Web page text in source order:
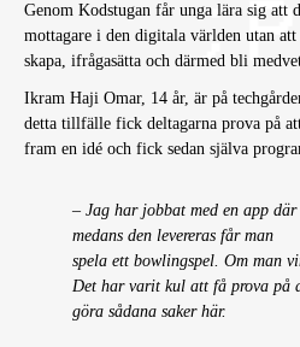
Genom Kodstugan får unga lära sig att
mottagare i den digitala världen utan
skapa, ifrågasätta och därmed bli
Ikram Haji Omar, 14 år, är på
detta tillfälle fick deltagarna prova på
fram en idé och fick sedan själva
– Jag har jobbat med en app
medans den levereras får man
spela ett bowlingspel. Om man
Det har varit kul att få prova på
göra sådana saker här.